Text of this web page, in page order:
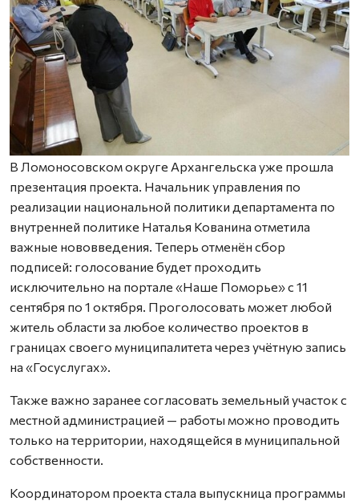
В Ломоносовском округе Архангельска уже прошла
презентация проекта. Начальник управления по
реализации национальной политики департамента по
внутренней политике Наталья Кованина отметила
важные нововведения. Теперь отменён сбор
подписей: голосование будет проходить
исключительно на портале «Наше Поморье» с 11
сентября по 1 октября. Проголосовать может любой
житель области за любое количество проектов в
границах своего муниципалитета через учётную запись
на «Госуслугах».
Также важно заранее согласовать земельный участок с
местной администрацией — работы можно проводить
только на территории, находящейся в муниципальной
собственности.
Координатором проекта стала выпускница программы